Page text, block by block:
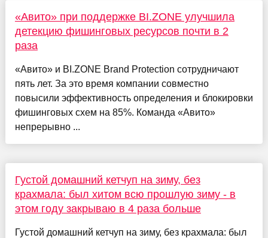
«Авито» при поддержке BI.ZONE улучшила
детекцию фишинговых ресурсов почти в 2
раза
«Авито» и BI.ZONE Brand Protection сотрудничают
пять лет. За это время компании совместно
повысили эффективность определения и блокировки
фишинговых схем на 85%. Команда «Авито»
непрерывно ...
Густой домашний кетчуп на зиму, без
крахмала: был хитом всю прошлую зиму - в
этом году закрываю в 4 раза больше
Густой домашний кетчуп на зиму, без крахмала: был